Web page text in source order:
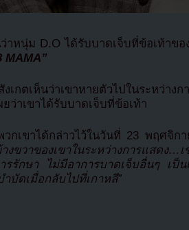
าหนุ่ม D.O ได้รับบาดเจ็บที่ข้อเท้าข
MAMA”
เกตเห็นว่าเขาหายตัวไปในระหว่าง
ยว่าเขาได้รับบาดเจ็บที่ข้อเท้า
วกเขาได้กล่าวไว้ในวันที่ 23 พฤศจิก
งขวาของเขาในระหว่างการแสดง…
รรักษา ไม่มีอาการบาดเจ็บอื่นๆ เป็
บัดเมื่อกลับไปที่เกาหลี”